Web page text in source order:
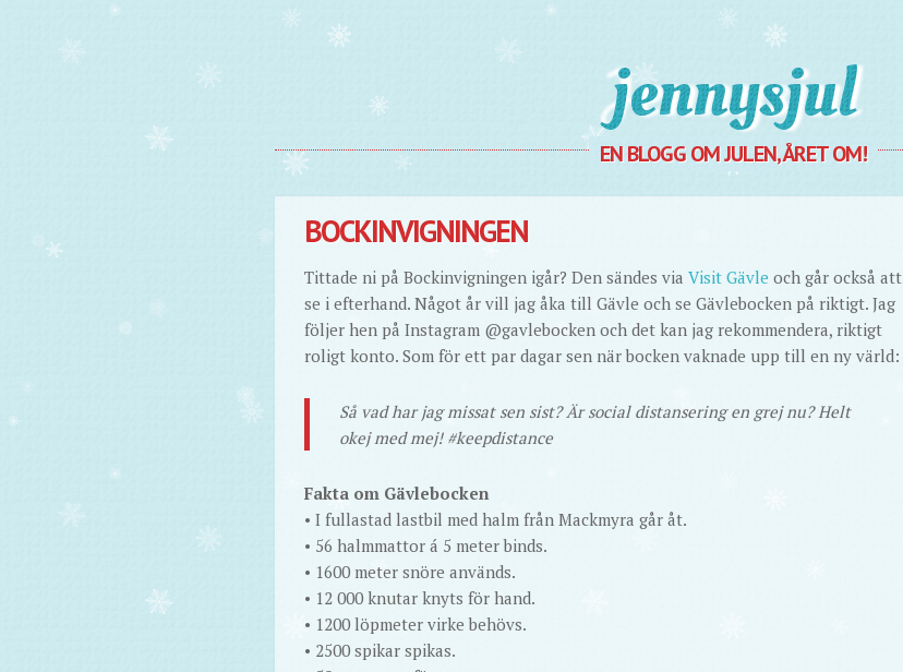
Jennysjul
EN BLOGG OM JULEN, ÅRET OM!
BOCKINVIGNINGEN
Tittade ni på Bockinvigningen igår? Den sändes via Visit Gävle och går också att
se i efterhand. Något år vill jag åka till Gävle och se Gävlebocken på riktigt. Jag
följer hen på Instagram @gavlebocken och det kan jag rekommendera, riktigt
roligt konto. Som för ett par dagar sen när bocken vaknade upp till en ny värld:
Så vad har jag missat sen sist? Är social distansering en grej nu? Helt
okej med mej! #keepdistance
Fakta om Gävlebocken
• I fullastad lastbil med halm från Mackmyra går åt.
• 56 halmmattor á 5 meter binds.
• 1600 meter snöre används.
• 12 000 knutar knyts för hand.
• 1200 löpmeter virke behövs.
• 2500 spikar spikas.